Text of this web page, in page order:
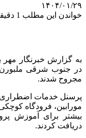
۱۴۰۴/۰۱/۲۹
خواندن این مطلب 1 دقیقه زمان میبرد
به گزارش خبرنگار مهر
مجروح شدند.
پرسنل خدمات
مورابین
بیشتر برای آموزش
دریافت کردند.